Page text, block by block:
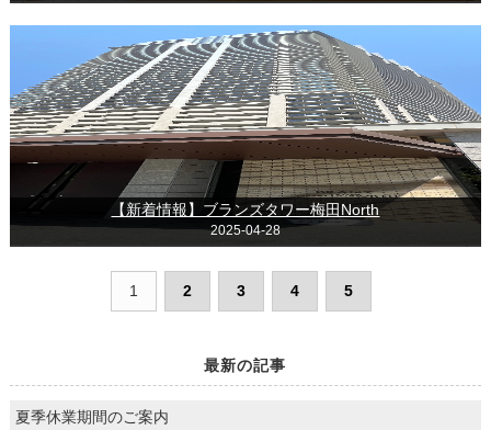
【新着情報】ブランズタワー梅田North
2025-04-28
1 2 3 4 5
最新の記事
夏季休業期間のご案内